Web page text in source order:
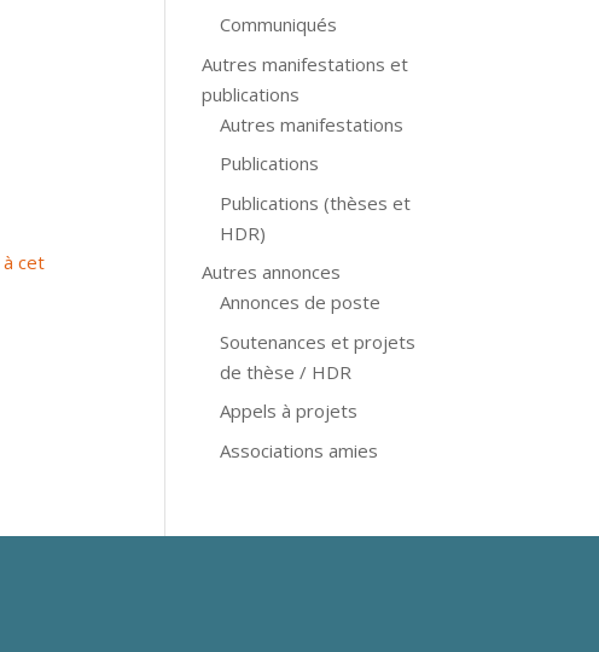
cet
Communiqués
Autres manifestations et
publications
Autres manifestations
Publications
Publications (thèses et
HDR)
Autres annonces
Annonces de poste
Soutenances et projets
de thèse / HDR
Appels à projets
Associations amies